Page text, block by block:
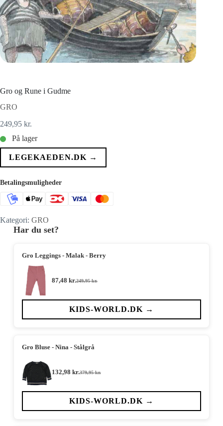
Gro og Rune i Gudme
GRO
249,95 kr.
På lager
LEGEKAEDEN.DK →
Betalingsmuligheder
Kategori: GRO
Har du set?
Gro Leggings - Malak - Berry
249,95kr.
Den
pris
var:
87,48 kr.Den
pris
er:
KIDS-WORLD.DK →
Gro Bluse - Nina - Stålgrå
379,95kr.
Den
pris
var:
132,98 kr.Den
pris
er:
KIDS-WORLD.DK →